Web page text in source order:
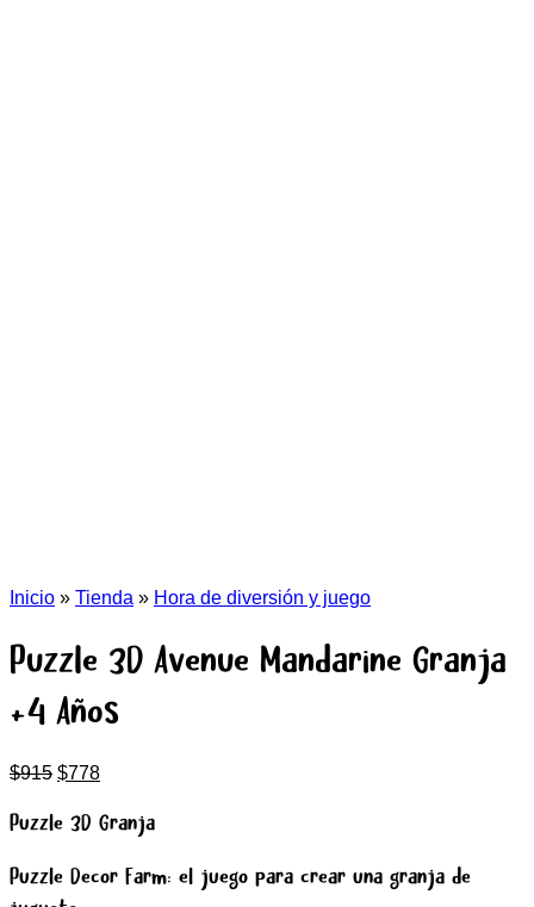
Inicio » Tienda » Hora de diversión y juego
Puzzle 3D Avenue Mandarine Granja
+4 Años
$915 El
original
era:
$778El
actual
es:
Puzzle 3D Granja
Puzzle Decor Farm: el juego para crear una granja de